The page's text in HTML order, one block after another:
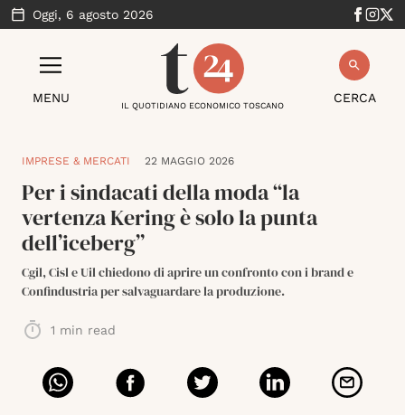
Oggi, 6 agosto 2026
MENU CERCA
IL QUOTIDIANO ECONOMICO TOSCANO
IMPRESE & MERCATI 22 MAGGIO 2026
Per i sindacati della moda “la
vertenza Kering è solo la punta
dell’iceberg”
Cgil, Cisl e Uil chiedono di aprire un confronto con i brand e
Confindustria per salvaguardare la produzione.
1 min read